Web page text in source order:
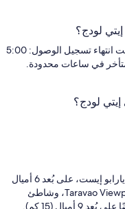
لودج؟
وقت بدء تسجيل الوصول: 3 عصراً؛ وقت انتهاء تسجيل الوصول: 5:00
في ساعات محدودة.
لودج؟
توجد إقامة المبيت والإفطار هذه في تايارابو إيست، على بُعد 6 أميال
(10 كم) من Taravao Hospital، وTaravao Viewpoint، وشاطئ
(15 كم).